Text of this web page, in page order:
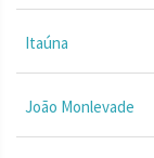
Itaúna
João Monlevade